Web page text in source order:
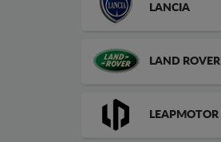
LANCIA
LAND ROVER
LEAPMOTOR